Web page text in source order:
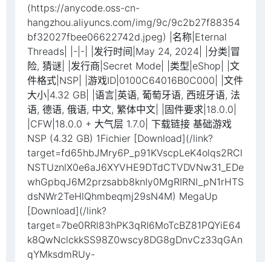
(https://anycode.oss-cn-
hangzhou.aliyuncs.com/img/9c/9c2b27f88354
bf32027fbee06622742d.jpeg) |名称|Eternal
Threads| |-|-| |发行时间|May 24, 2024| |分类|冒
险, 猜谜| |发行商|Secret Mode| |类型|eShop| |文
件格式|NSP| |游戏ID|0100C64016B0C000| |文件
大小|4.32 GB| |语言|英语, 葡萄牙语, 西班牙语, 法
语, 德语, 俄语, 中文, 繁体中文| |固件要求|18.0.0|
|CFW|18.0.0 + 大气层 1.7.0| 下载链接 基础游戏
NSP (4.32 GB) 1Fichier [Download](/link?
target=fd65hbJMry6P_p91KVscpLeK4olqs2RCl
NSTUznlX0e6aJ6XYVHE9DTdCTVDVNw31_EDe
whGpbqJ6M2przsabb8knIy0MgRIRNI_pN1rHTS
dsNWr2TeHlQhmbeqmj29sN4M) MegaUp
[Download](/link?
target=7be0RRl83hPK3qRI6MoTcBZ81PQYiE64
k8QwNclckkSS98Z0wscy8DG8gDnvCz33qGAn
qYMksdmRUy-